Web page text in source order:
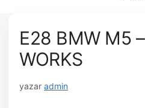
E28 BMW M5
WORKS
yazar admin